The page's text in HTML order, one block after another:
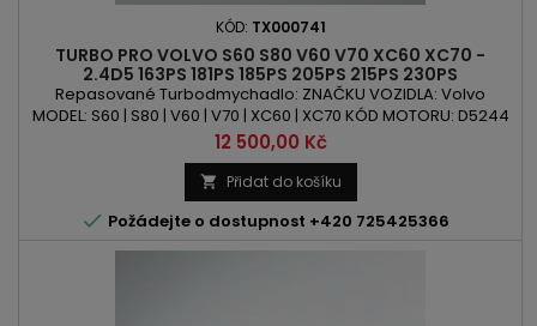
KÓD: TX000741
TURBO PRO VOLVO S60 S80 V60 V70 XC60 XC70 -
2.4D5 163PS 181PS 185PS 205PS 215PS 230PS
Repasované Turbodmychadlo: ZNAČKU VOZIDLA: Volvo
MODEL: S60 | S80 | V60 | V70 | XC60 | XC70 KÓD MOTORU: D5244
| D5244T10 | D5244T11 | D5244T12 | D5244T15 | D5244T16 |
D5244T17 | D5244T20 | D5244T21 | D5244T22 | D5244T23
OBSAH: 2400ccm 2.4 D D5 VÝKON: 163PS/120kW | 181PS/133kW |
185PS/136kW | 205PS/151kW | 215PS/158kW | 230PS/169kW ROK
VÝROBY: 2007 -
Cena
12 500,00 Kč
 Přidat do košíku
 Požádejte o dostupnost +420 725425366